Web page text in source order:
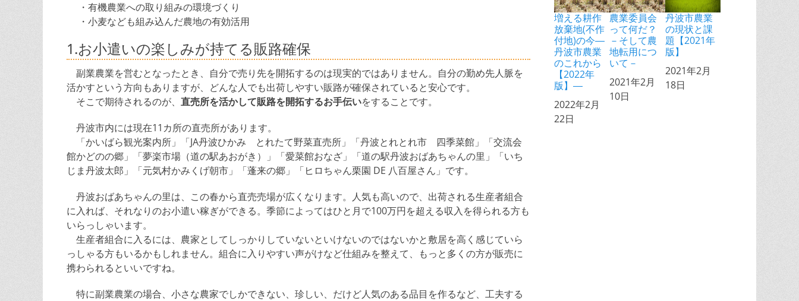
・有機農業への取り組みの環境づくり
・小麦なども組み込んだ農地の有効活用
1.お小遣いの楽しみが持てる販路確保
副業農業を営むとなったとき、自分で売り先を開拓するのは現実的ではありません。自分の勤め先人脈を
活かすという方向もありますが、どんな人でも出荷しやすい販路が確保されていると安心です。
そこで期待されるのが、 直売所を活かして販路を開拓するお手伝いをすることです。
丹波市内には現在11カ所の直売所があります。
「かいばら観光案内所」「JA丹波ひかみ とれたて野菜直売所」「丹波とれとれ市 四季菜館」「交流会
館かどのの郷」「夢楽市場（道の駅あおがき）」「愛菜館おなざ」「道の駅丹波おばあちゃんの里」「いち
じま丹波太郎」「元気村かみくげ朝市」「蓬来の郷」「ヒロちゃん栗園 DE 八百屋さん」です。
丹波おばあちゃんの里は、この春から直売売場が広くなります。人気も高いので、出荷される生産者組合
に入れば、それなりのお小遣い稼ぎができる。季節によってはひと月で100万円を超える収入を得られる方も
いらっしゃいます。
生産者組合に入るには、農家としてしっかりしていないといけないのではないかと敷居を高く感じていら
っしゃる方もいるかもしれません。組合に入りやすい声がけなど仕組みを整えて、もっと多くの方が販売に
携わられるといいですね。
特に副業農業の場合、小さな農家でしかできない、珍しい、だけど人気のある品目を作るなど、工夫する
増える耕作
放棄地(不作
付地)の今―
丹波市農業
のこれから
【2022年
版】―
日付
2022年2月
22日
農業委員会
って何だ？
－そして農
地転用につ
いて－
日付
2021年2月
10日
丹波市農業
の現状と課
題【2021年
版】
日付
2021年2月
18日